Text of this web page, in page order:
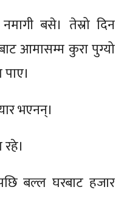
बसे। तेस्रो दिन
आमासम्म कुरा पुग्यो
भएनन्।
बल्ल घरबाट हजार